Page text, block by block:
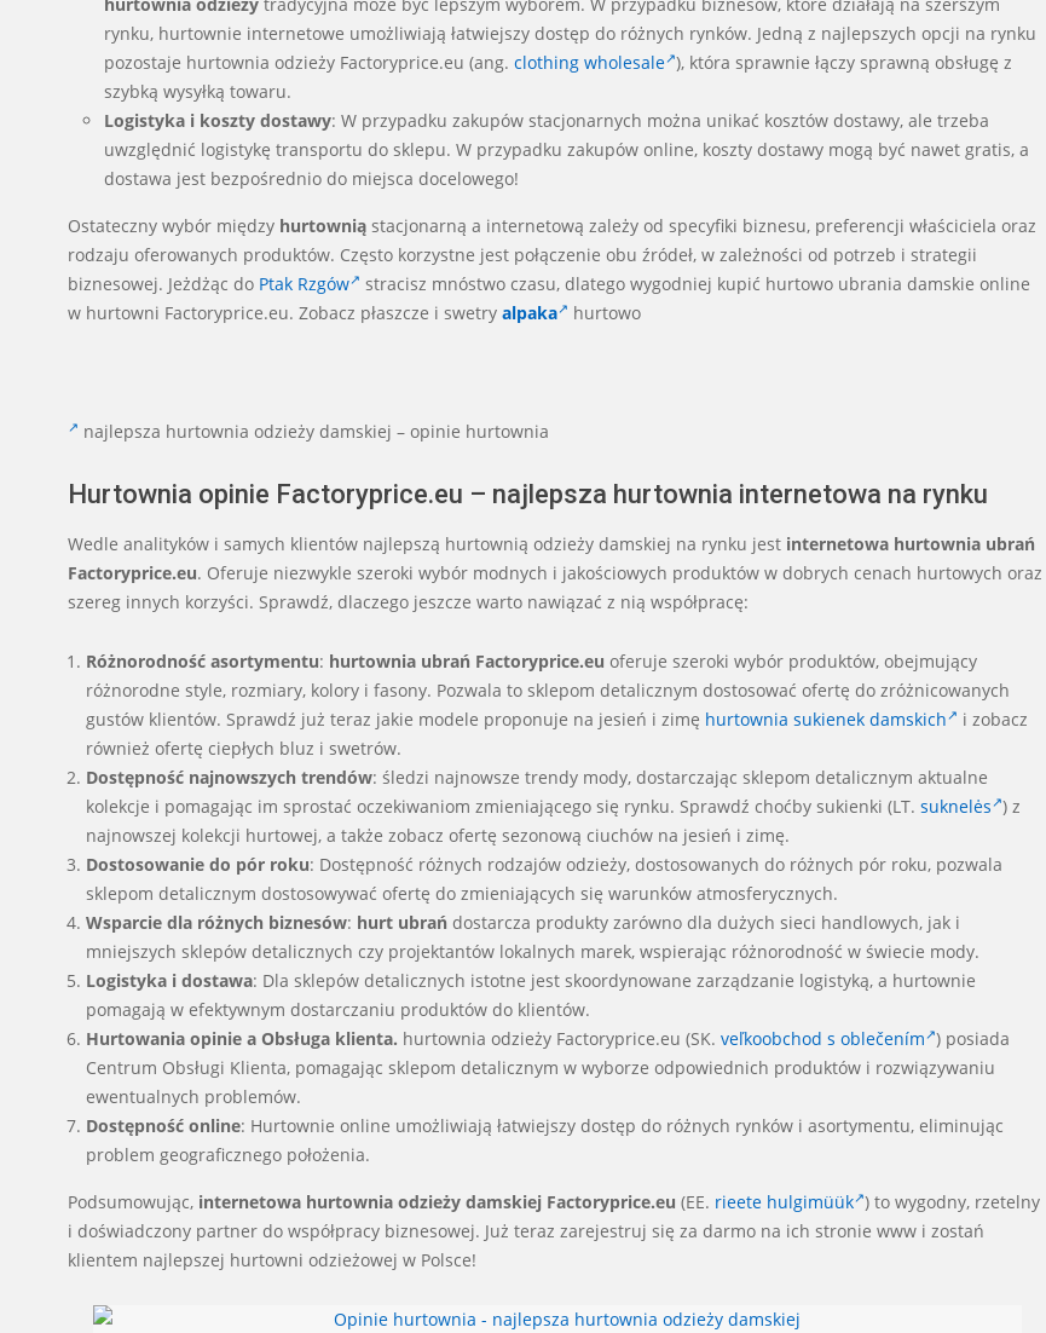
hurtownia odziezy tradycyjna może być lepszym wyborem. W przypadku biznesów, które działają na szerszym
rynku, hurtownie internetowe umożliwiają łatwiejszy dostęp do różnych rynków. Jedną z najlepszych opcji na rynku
pozostaje hurtownia odzieży Factoryprice.eu (ang. clothing wholesale ), która sprawnie łączy sprawną obsługę z
szybką wysyłką towaru.
Logistyka i koszty dostawy: W przypadku zakupów stacjonarnych można unikać kosztów dostawy, ale trzeba
uwzględnić logistykę transportu do sklepu. W przypadku zakupów online, koszty dostawy mogą być nawet gratis, a
dostawa jest bezpośrednio do miejsca docelowego!
Ostateczny wybór między hurtownią stacjonarną a internetową zależy od specyfiki biznesu, preferencji właściciela oraz
rodzaju oferowanych produktów. Często korzystne jest połączenie obu źródeł, w zależności od potrzeb i strategii
biznesowej. Jeżdżąc do Ptak Rzgów
stracisz mnóstwo czasu, dlatego wygodniej kupić hurtowo ubrania damskie online
w hurtowni Factoryprice.eu. Zobacz płaszcze i swetry alpaka hurtowo
najlepsza hurtownia odzieży damskiej – opinie hurtownia
Hurtownia opinie Factoryprice.eu – najlepsza hurtownia internetowa na rynku
Wedle analityków i samych klientów najlepszą hurtownią odzieży damskiej na rynku jest internetowa hurtownia ubrań
Factoryprice.eu. Oferuje niezwykle szeroki wybór modnych i jakościowych produktów w dobrych cenach hurtowych oraz
szereg innych korzyści. Sprawdź, dlaczego jeszcze warto nawiązać z nią współpracę:
Różnorodność asortymentu: hurtownia ubrań Factoryprice.eu oferuje szeroki wybór produktów, obejmujący
różnorodne style, rozmiary, kolory i fasony. Pozwala to sklepom detalicznym dostosować ofertę do zróżnicowanych
gustów klientów. Sprawdź już teraz jakie modele proponuje na jesień i zimę hurtownia sukienek damskich
i zobacz
również ofertę ciepłych bluz i swetrów.
Dostępność najnowszych trendów: śledzi najnowsze trendy mody, dostarczając sklepom detalicznym aktualne
kolekcje i pomagając im sprostać oczekiwaniom zmieniającego się rynku. Sprawdź choćby sukienki (LT. suknelės ) z
najnowszej kolekcji hurtowej, a także zobacz ofertę sezonową ciuchów na jesień i zimę.
Dostosowanie do pór roku: Dostępność różnych rodzajów odzieży, dostosowanych do różnych pór roku, pozwala
sklepom detalicznym dostosowywać ofertę do zmieniających się warunków atmosferycznych.
Wsparcie dla różnych biznesów: hurt ubrań dostarcza produkty zarówno dla dużych sieci handlowych, jak i
mniejszych sklepów detalicznych czy projektantów lokalnych marek, wspierając różnorodność w świecie mody.
Logistyka i dostawa: Dla sklepów detalicznych istotne jest skoordynowane zarządzanie logistyką, a hurtownie
pomagają w efektywnym dostarczaniu produktów do klientów.
Hurtowania opinie a Obsługa klienta. hurtownia odzieży Factoryprice.eu (SK. veľkoobchod s oblečením ) posiada
Centrum Obsługi Klienta, pomagając sklepom detalicznym w wyborze odpowiednich produktów i rozwiązywaniu
ewentualnych problemów.
Dostępność online: Hurtownie online umożliwiają łatwiejszy dostęp do różnych rynków i asortymentu, eliminując
problem geograficznego położenia.
Podsumowując, internetowa hurtownia odzieży damskiej Factoryprice.eu (EE. rieete hulgimüük ) to wygodny, rzetelny
i doświadczony partner do współpracy biznesowej. Już teraz zarejestruj się za darmo na ich stronie www i zostań
klientem najlepszej hurtowni odzieżowej w Polsce!